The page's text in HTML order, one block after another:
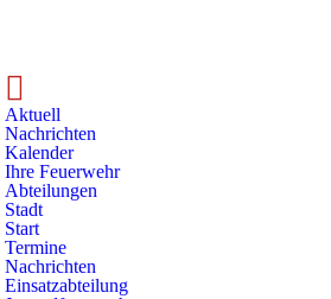
Aktuell
Nachrichten
Kalender
Ihre Feuerwehr
Abteilungen
Stadt
Start
Termine
Nachrichten
Einsatzabteilung